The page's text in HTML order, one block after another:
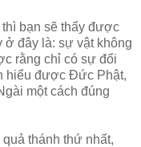
bạn sẽ thấy được
ở đây là: sự vật không
rằng chỉ có sự đổi
hiểu được Đức Phật,
một cách đúng
thánh thứ nhất,